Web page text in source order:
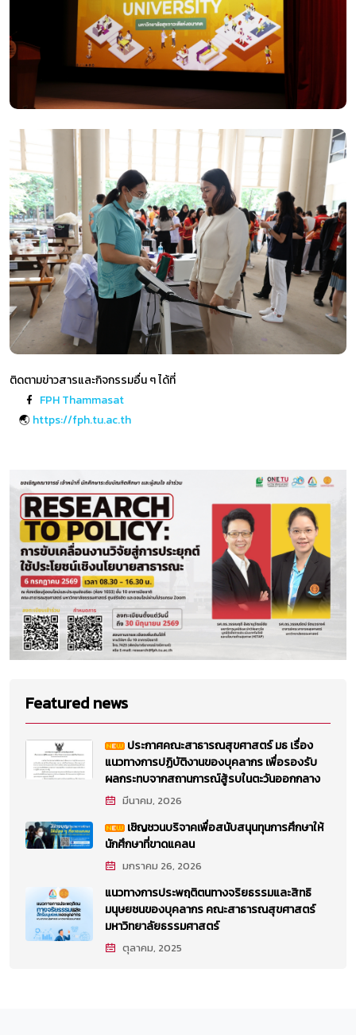
ติดตามข่าวสารและกิจกรรมอื่น ๆ ได้ที่
FPH Thammasat
🌏 https://fph.tu.ac.th
Featured news
ประกาศคณะสาธารณสุขศาสตร์ มธ เรื่อง
แนวทางการปฏิบัติงานของบุคลากร เพื่อรองรับ
ผลกระทบจากสถานการณ์สู้รบในตะวันออกกลาง
มีนาคม, 2026
เชิญชวนบริจาคเพื่อสนับสนุนทุนการศึกษาให้
นักศึกษาที่ขาดแคลน
มกราคม 26, 2026
แนวทางการประพฤติตนทางจริยธรรมและสิทธิ
มนุษยชนของบุคลากร คณะสาธารณสุขศาสตร์
มหาวิทยาลัยธรรมศาสตร์
ตุลาคม, 2025